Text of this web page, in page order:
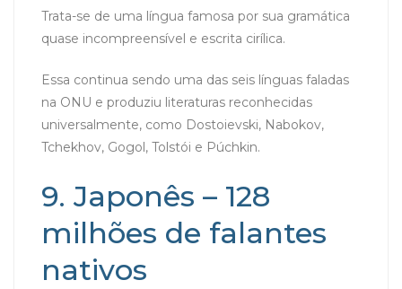
Trata-se de uma língua famosa por sua gramática
quase incompreensível e escrita cirílica.
Essa continua sendo uma das seis línguas faladas
na ONU e produziu literaturas reconhecidas
universalmente, como Dostoievski, Nabokov,
Tchekhov, Gogol, Tolstói e Púchkin.
9. Japonês – 128
milhões de falantes
nativos